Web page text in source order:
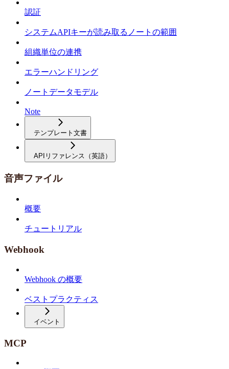
認証
システムAPIキーが読み取るノートの範囲
組織単位の連携
エラーハンドリング
ノートデータモデル
Note
テンプレート文書
APIリファレンス（英語）
音声ファイル
概要
チュートリアル
Webhook
Webhook の概要
ベストプラクティス
イベント
MCP